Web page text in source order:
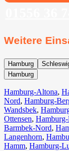
Weitere
Hamburg
Hamburg
Hamburg-Altona,
Nord, Hamburg-
Wandsbek,
Ottensen,
Barmbek-Nord,
Langenhorn,
Hamm, Hamburg-